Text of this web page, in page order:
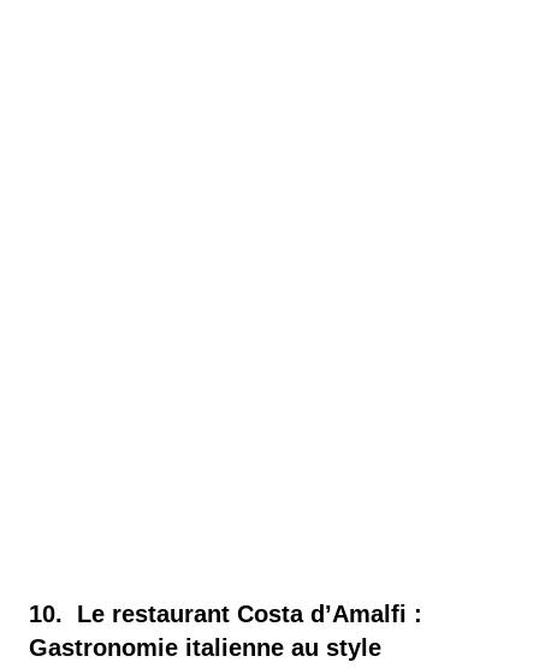
10. Le restaurant Costa d’Amalfi :
Gastronomie italienne au style